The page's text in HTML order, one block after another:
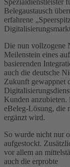
Belegaustausch
erfahrene
Die nun vollzogene
Meilenstein eines
basierenden
auch die deutsche
Zukunft gewappnet
Kunden anzubieten.
eBeleg-Lösung, die
ergänzt wird.
So wurde nicht nur
aufgestockt.
vor allem an
auch die erprobte